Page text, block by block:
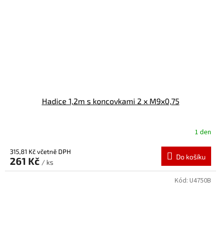
Hadice 1,2m s koncovkami 2 x M9x0,75
1 den
315,81 Kč včetně DPH
261 Kč / ks
Do košíku
Kód: U4750B